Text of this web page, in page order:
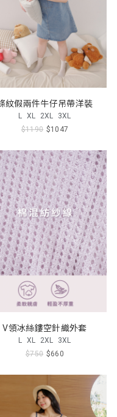
紋假兩件牛仔吊帶洋裝
L XL 2XL 3XL
$1190 $1047
V領冰絲鏤空針織外套
L XL 2XL 3XL
$750 $660